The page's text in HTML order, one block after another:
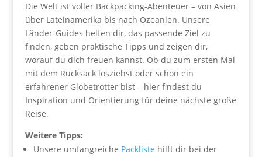
Die Welt ist voller Backpacking-Abenteuer – von Asien
über Lateinamerika bis nach Ozeanien. Unsere
Länder-Guides helfen dir, das passende Ziel zu
finden, geben praktische Tipps und zeigen dir,
worauf du dich freuen kannst. Ob du zum ersten Mal
mit dem Rucksack losziehst oder schon ein
erfahrener Globetrotter bist – hier findest du
Inspiration und Orientierung für deine nächste große
Reise.
Weitere Tipps:
Unsere umfangreiche Packliste hilft dir bei der